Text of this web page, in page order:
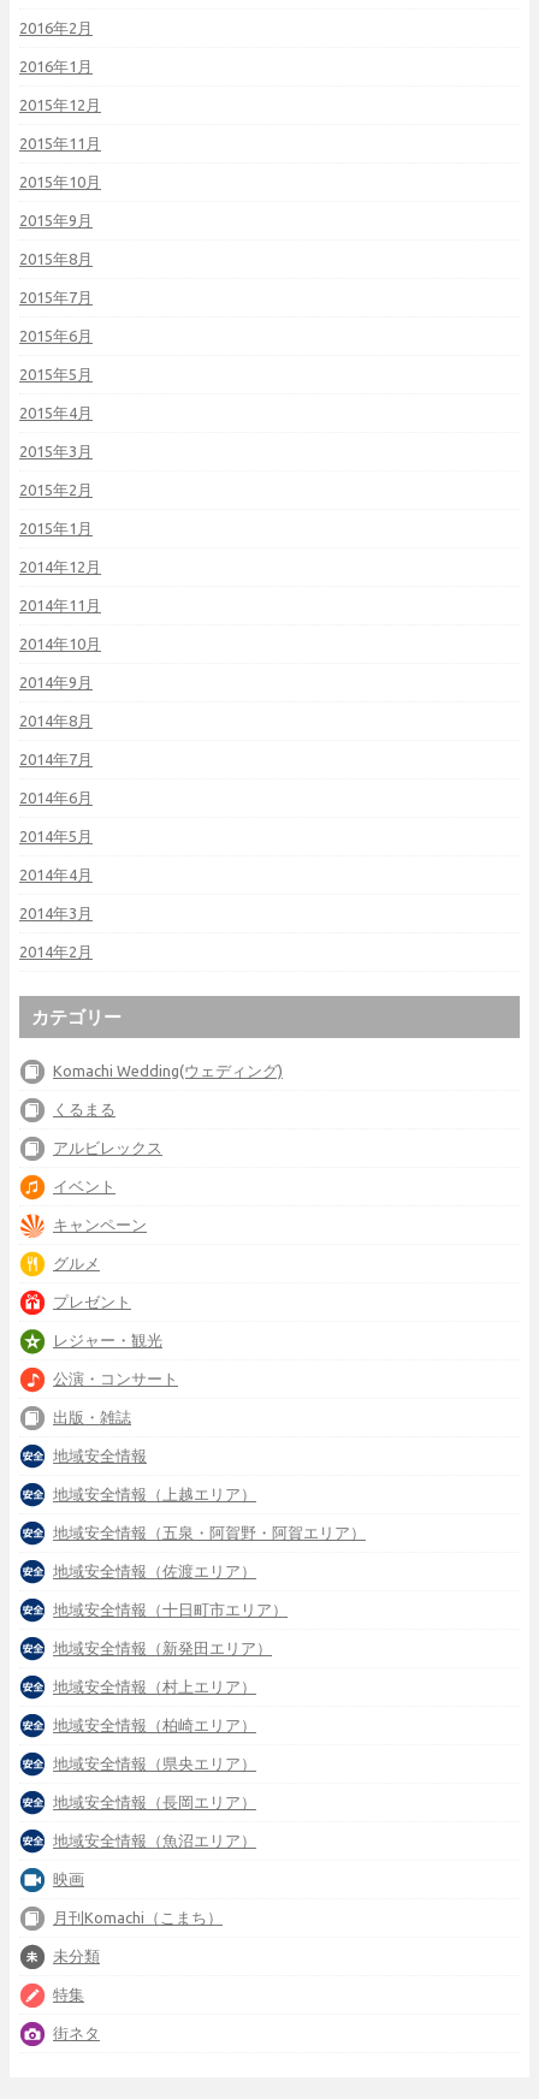
2016年2月
2016年1月
2015年12月
2015年11月
2015年10月
2015年9月
2015年8月
2015年7月
2015年6月
2015年5月
2015年4月
2015年3月
2015年2月
2015年1月
2014年12月
2014年11月
2014年10月
2014年9月
2014年8月
2014年7月
2014年6月
2014年5月
2014年4月
2014年3月
2014年2月
カテゴリー
Komachi Wedding(ウェディング)
くるまる
アルビレックス
イベント
キャンペーン
グルメ
プレゼント
レジャー・観光
公演・コンサート
出版・雑誌
地域安全情報
地域安全情報（上越エリア）
地域安全情報（五泉・阿賀野・阿賀エリア）
地域安全情報（佐渡エリア）
地域安全情報（十日町市エリア）
地域安全情報（新発田エリア）
地域安全情報（村上エリア）
地域安全情報（柏崎エリア）
地域安全情報（県央エリア）
地域安全情報（長岡エリア）
地域安全情報（魚沼エリア）
映画
月刊Komachi（こまち）
未分類
特集
街ネタ